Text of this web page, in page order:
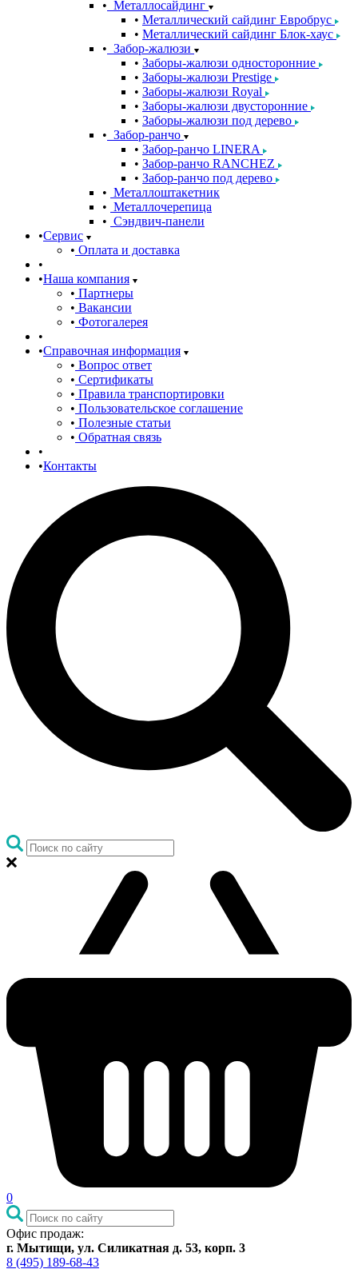
Металлосайдинг
Металлический сайдинг Евробрус
Металлический сайдинг Блок-хаус
Забор-жалюзи
Заборы-жалюзи односторонние
Заборы-жалюзи Prestige
Заборы-жалюзи Royal
Заборы-жалюзи двусторонние
Заборы-жалюзи под дерево
Забор-ранчо
Забор-ранчо LINERA
Забор-ранчо RANCHEZ
Забор-ранчо под дерево
Металлоштакетник
Металлочерепица
Сэндвич-панели
Сервис
Оплата и доставка
Наша компания
Партнеры
Вакансии
Фотогалерея
Справочная информация
Вопрос ответ
Сертификаты
Правила транспортировки
Пользовательское соглашение
Полезные статьи
Обратная связь
Контакты
0
Офис продаж:
г. Мытищи, ул. Силикатная д. 53, корп. 3
8 (495) 189-68-43